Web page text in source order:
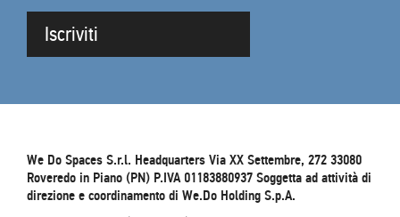
Iscriviti
We Do Spaces S.r.l. Headquarters Via XX Settembre, 272 33080
Roveredo in Piano (PN) P.IVA 01183880937 Soggetta ad attività di
direzione e coordinamento di We.Do Holding S.p.A.